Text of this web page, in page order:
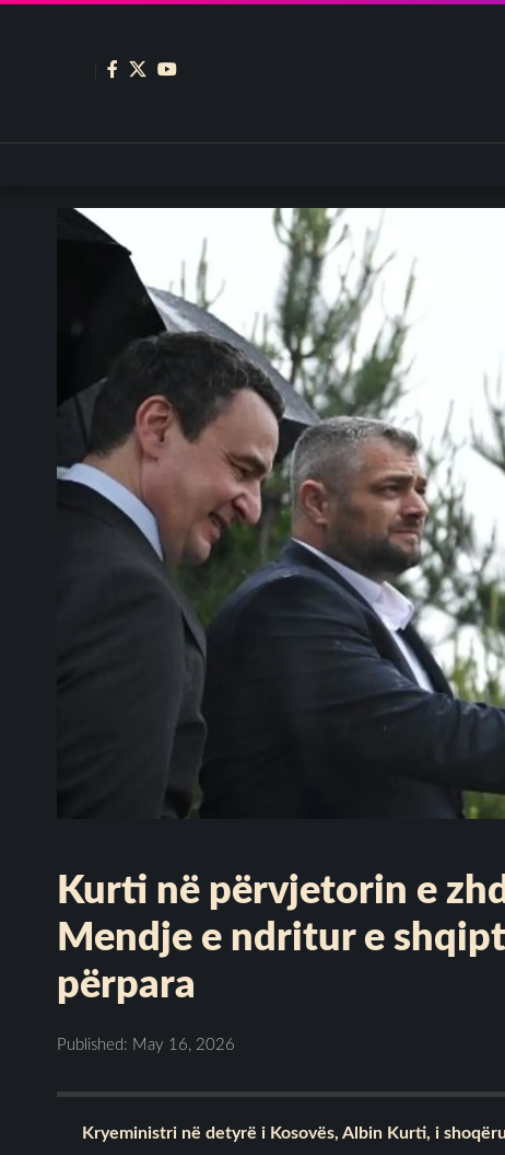
Kurti në përvjetorin e
Mendje e ndritur e
përpara
Published: May 16, 2026
Kryeministri në detyrë i Kosovës, Albin Kurti, i